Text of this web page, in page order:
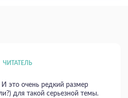
ЧИТАТЕЛЬ
это очень редкий размер
для такой серьезной темы.